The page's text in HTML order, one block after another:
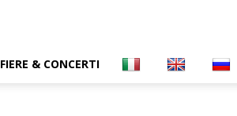
FIERE & CONCERTI